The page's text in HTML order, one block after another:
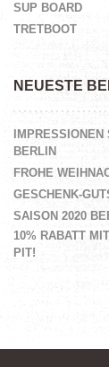
SUP BOARD
TRETBOOT
NEUESTE
IMPRESSIONEN
BERLIN
FROHE
GESCHENK-
SAISON 2020
10% RABATT
PIT!